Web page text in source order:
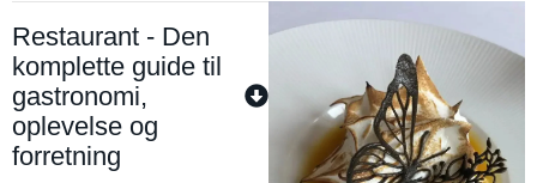
Restaurant - Den
komplette guide til
gastronomi,
oplevelse og
forretning